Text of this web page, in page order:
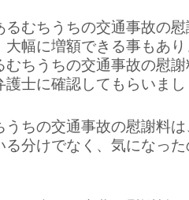
るむちうちの交通事故の
大幅に増額できる事もあ
むちうちの交通事故の慰
護士に確認してもらいま
うちの交通事故の慰謝料
る分けでなく、気になっ